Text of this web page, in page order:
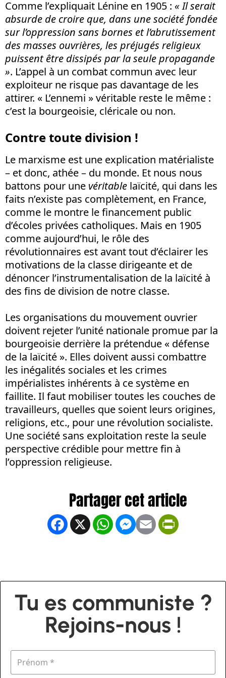
Comme l’expliquait Lénine en 1905 : «Il serait
absurde de croire que, dans une société fondée
sur l’oppression sans bornes et l’abrutissement
des masses ouvrières, les préjugés religieux
puissent être dissipés par la seule propagande
». L’appel à un combat commun avec leur
exploiteur ne risque pas davantage de les
attirer. « L’ennemi » véritable reste le même :
c’est la bourgeoisie, cléricale ou non.
Contre toute division !
Le marxisme est une explication matérialiste
– et donc, athée – du monde. Et nous nous
battons pour une véritable laïcité, qui dans les
faits n’existe pas complètement, en France,
comme le montre le financement public
d’écoles privées catholiques. Mais en 1905
comme aujourd’hui, le rôle des
révolutionnaires est avant tout d’éclairer les
motivations de la classe dirigeante et de
dénoncer l’instrumentalisation de la laïcité à
des fins de division de notre classe.
Les organisations du mouvement ouvrier
doivent rejeter l’unité nationale promue par la
bourgeoisie derrière la prétendue « défense
de la laïcité ». Elles doivent aussi combattre
les inégalités sociales et les crimes
impérialistes inhérents à ce système en
faillite. Il faut mobiliser toutes les couches de
travailleurs, quelles que soient leurs origines,
religions, etc., pour une révolution socialiste.
Une société sans exploitation reste la seule
perspective crédible pour mettre fin à
l’oppression religieuse.
Facebook
X WhatsApp
Messenger
Email
Tu es communiste ?
Rejoins-nous !